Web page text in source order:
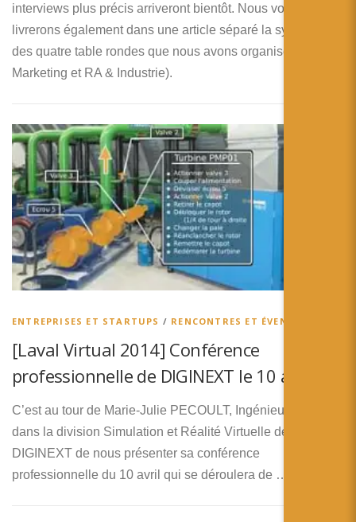
interviews plus précis arriveront bientôt. Nous vous
livrerons également dans une article séparé la synthèse
des quatre table rondes que nous avons organisées (RA &
Marketing et RA & Industrie).
ENTREPRISES ET STARTUPS / RENCONTRES ET ÉVENEMENTS
[Laval Virtual 2014] Conférence
professionnelle de DIGINEXT le 10 avril
C’est au tour de Marie-Julie PECOULT, Ingénieur d’Affaire
dans la division Simulation et Réalité Virtuelle de
DIGINEXT de nous présenter sa conférence
professionnelle du 10 avril qui se déroulera de …